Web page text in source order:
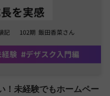
！未経験でもホームペー